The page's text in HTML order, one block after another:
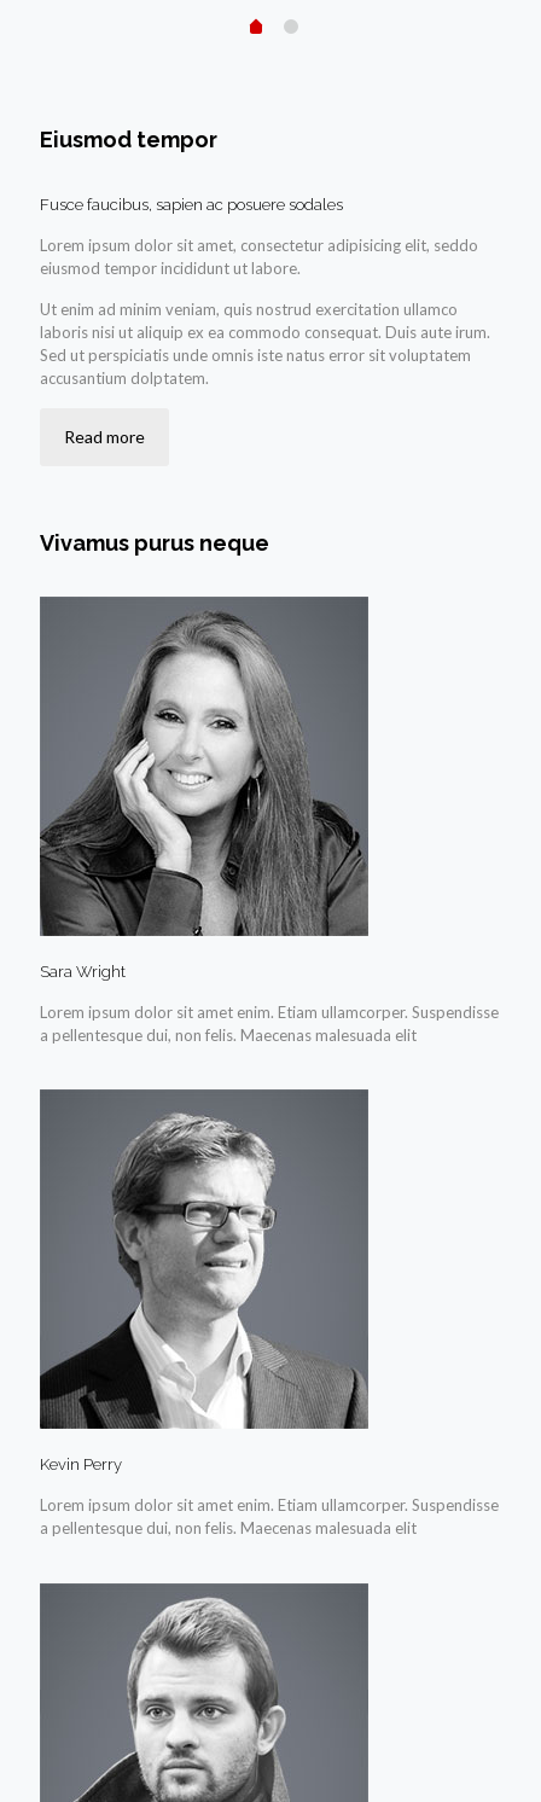
Eiusmod tempor
Fusce faucibus, sapien ac posuere sodales
Lorem ipsum dolor sit amet, consectetur adipisicing elit, seddo
eiusmod tempor incididunt ut labore.
Ut enim ad minim veniam, quis nostrud exercitation ullamco
laboris nisi ut aliquip ex ea commodo consequat. Duis aute irum.
Sed ut perspiciatis unde omnis iste natus error sit voluptatem
accusantium dolptatem.
Read more
Vivamus purus neque
Sara Wright
Lorem ipsum dolor sit amet enim. Etiam ullamcorper. Suspendisse
a pellentesque dui, non felis. Maecenas malesuada elit
Kevin Perry
Lorem ipsum dolor sit amet enim. Etiam ullamcorper. Suspendisse
a pellentesque dui, non felis. Maecenas malesuada elit